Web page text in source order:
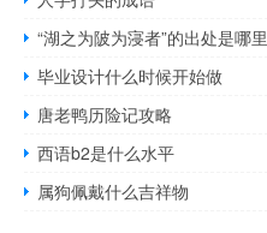
“湖之为陂为寖者”的出处是哪里
毕业设计什么时候开始做
唐老鸭历险记攻略
西语b2是什么水平
属狗佩戴什么吉祥物